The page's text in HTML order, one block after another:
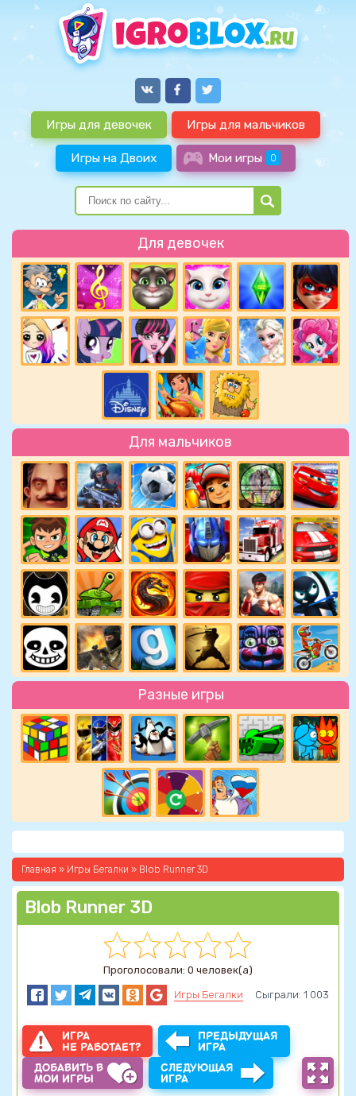
Игры для девочек Игры для мальчиков
Игры на Двоих Мои игры 0
Для девочек
Для мальчиков
Разные игры
Главная » Игры Бегалки » Blob Runner 3D
Blob Runner 3D
Проголосовали: 0 человек(а)
Игры Бегалки Сыграли: 1 003
ИГРА
НЕ РАБОТАЕТ?
ПРЕДЫДУЩАЯ
ИГРА
ДОБАВИТЬ В
МОИ ИГРЫ
СЛЕДУЮЩАЯ
ИГРА